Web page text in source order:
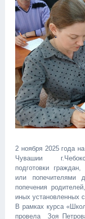
2 ноября 2025 года
Чувашии
подготовки
или попечителями
попечения
иных установленных
В рамках курса
провела Зоя